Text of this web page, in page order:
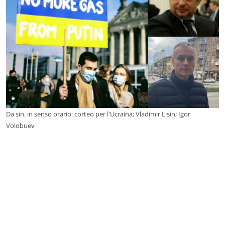
Da sin. in senso orario: corteo per l'Ucraina; Vladimir Lisin; Igor
Volobuev